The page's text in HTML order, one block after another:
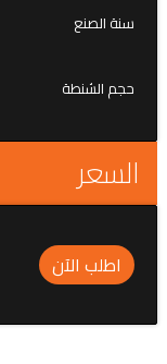
سنة الصنع
حجم الشنطة
السعر
اطلب الآن